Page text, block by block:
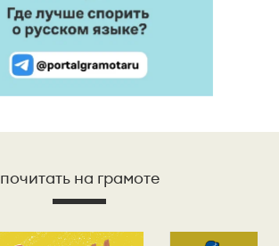
почитать на грамоте